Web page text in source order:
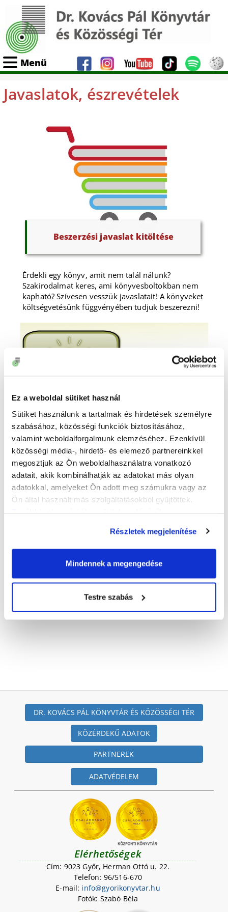
Ez a weboldal sütiket használ
Sütiket használunk a tartalmak és hirdetések személyre
szabásához, közösségi funkciók biztosításához,
valamint weboldalforgalmunk elemzéséhez. Ezenkívül
közösségi média-, hirdető- és elemező partnereinkkel
megosztjuk az Ön weboldalhasználatra vonatkozó
adatait, akik kombinálhatják az adatokat más olyan
adatokkal, amelyeket Ön adott meg számukra vagy az
Ön által használt más szolgáltatásokból gyűjtöttek.
Részletek megjelenítése
Mindennek a megengedése
Testre szabás
Menü
Javaslatok, észrevételek
Beszerzési javaslat kitöltése
Érdekli egy könyv, amit nem talál nálunk?
Szakirodalmat keres, ami könyvesboltokban nem
kapható? Szívesen vesszük javaslatait! A könyveket
költségvetésünk függvényében tudjuk beszerezni!
Egyéb észrevételek
Várjuk javaslatait, észrevételeit intézményünk
működésével kapcsolatban! Mondja el véleményét!
DR. KOVÁCS PÁL KÖNYVTÁR ÉS KÖZÖSSÉGI TÉR
KÖZÉRDEKŰ ADATOK
PARTNEREK
ADATVÉDELEM
Elérhetőségek
Cím: 9023 Győr, Herman Ottó u. 22.
Telefon: 96/516-670
E-mail: info@gyorikonyvtar.hu
Fotók: Szabó Béla